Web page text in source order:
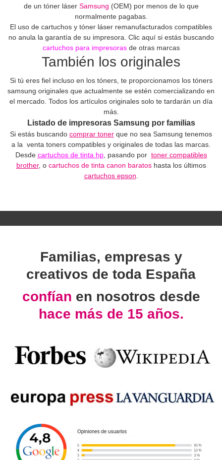
de un tóner láser Samsung (OEM) por menos de lo que
normalmente pagabas.
El uso de cartuchos y tóner láser remanufacturados compatibles
no anula la garantía de su impresora. Clic aquí si estás buscando
cartuchos para impresorasde otras marcas
También los originales
Si tú eres fiel incluso en los tóners, te proporcionamos los tóners
samsung originales que actualmente se estén comercializando en
el mercado. Todos los artículos originales solo te tardarán un día
más.
Listado de impresoras Samsung por familias
Si estás buscando comprar toner que no sea Samsung tenemos
a la venta toners compatibles y originales de todas las marcas.
Desde cartuchos de tinta hp, pasando por toner compatibles
brother, o cartuchos de tinta canon baratoshasta los últimos
cartuchos epson
Familias, empresas y
creativos de toda España
confían en nosotros desde
hace más de 15 años.